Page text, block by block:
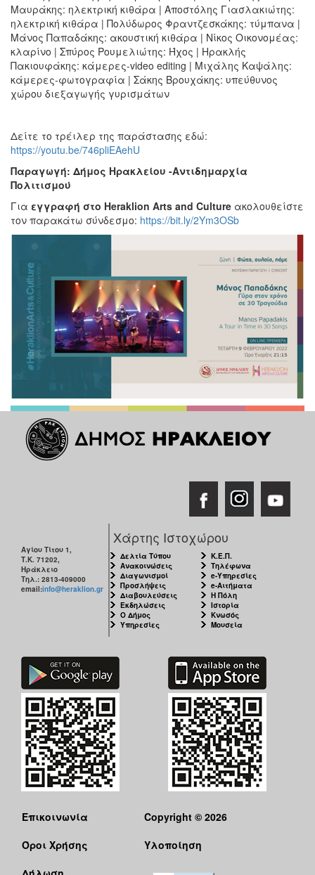
Μαυράκης: ηλεκτρική κιθάρα | Αποστόλης Γιασλακιώτης:
ηλεκτρική κιθάρα | Πολύδωρος Φραντζεσκάκης: τύμπανα |
Μάνος Παπαδάκης: ακουστική κιθάρα | Νίκος Οικονομέας:
κλαρίνο | Σπύρος Ρουμελιώτης: Ήχος | Ηρακλής
Πακιουφάκης: κάμερες-video editing | Μιχάλης Καψάλης:
κάμερες-φωτογραφία | Σάκης Βρουχάκης: υπεύθυνος
χώρου διεξαγωγής γυρισμάτων
Δείτε το τρέιλερ της παράστασης εδώ:
https://youtu.be/746pliEAehU
Παραγωγή: Δήμος Ηρακλείου -Αντιδημαρχία
Πολιτισμού
Για εγγραφή στο Heraklion Arts and Culture ακολουθείστε
τον παρακάτω σύνδεσμο: https://bit.ly/2Ym3OSb
Αγίου Τίτου 1,
Τ.Κ. 71202,
Ηράκλειο
Τηλ.: 2813-409000
email:info@heraklion.gr
Χάρτης Ιστοχώρου
Δελτία Τύπου
Ανακοινώσεις
Διαγωνισμοί
Προσλήψεις
Διαβουλεύσεις
Εκδηλώσεις
Ο Δήμος
Υπηρεσίες
Κ.Ε.Π.
Τηλέφωνα
e-Υπηρεσίες
e-Αιτήματα
Η Πόλη
Ιστορία
Κνωσός
Μουσεία
Επικοινωνία
Όροι Χρήσης
Copyright © 2026
Υλοποίηση